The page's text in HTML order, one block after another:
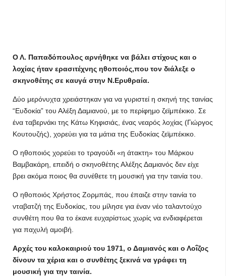
Ο Λ. Παπαδόπουλος αρνήθηκε να βάλει στίχους και ο
λοχίας ήταν ερασιτέχνης ηθοποιός,που τον διάλεξε ο
σκηνοθέτης σε καυγά στην Ν.Ερυθραία.
Δύο μερόνυχτα χρειάστηκαν για να γυριστεί η σκηνή της ταινίας
“Ευδοκία” του Αλέξη Δαμιανού, με το περίφημο ζεϊμπέκικο. Σε
ένα ταβερνάκι της Κάτω Κηφισιάς, ένας νεαρός λοχίας (Γιώργος
Κουτουζής), χορεύει για τα μάτια της Ευδοκίας ζεϊμπέκικο.
Ο ηθοποιός χορεύει το τραγούδι «η άτακτη» του Μάρκου
Βαμβακάρη, επειδή ο σκηνοθέτης Αλέξης Δαμιανός δεν είχε
βρει ακόμα ποιος θα συνέθετε τη μουσική για την ταινία του.
Ο ηθοποιός Χρήστος Ζορμπάς, που έπαιζε στην ταινία το
νταβατζή της Ευδοκίας, του μίλησε για έναν νέο ταλαντούχο
συνθέτη που θα το έκανε ευχαρίστως χωρίς να ενδιαφέρεται
για παχυλή αμοιβή.
Αρχές του καλοκαιριού του 1971, ο Δαμιανός και ο Λοΐζος
δίνουν τα χέρια και ο συνθέτης ξεκινά να γράφει τη
μουσική για την ταινία.